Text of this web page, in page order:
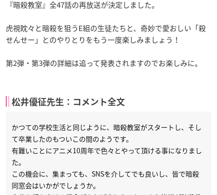
『暗殺教室』全47話の再放送が決定しました。
虎視眈々と暗殺を狙うE組の生徒たちと、奇妙で愛おしい「殺
せんせー」とのやりとりをもう一度楽しみましょう！
第2弾・第3弾の詳細は追って発表されますのでお楽しみに。
松井優征先生：コメント全文
かつての学校生活と同じように、暗殺教室がスタートし、そし
て卒業したのもついこの間のようです。
有難いことにアニメ10周年で色々とやって頂ける事になりまし
た。
この機会に、集まっても、SNSを介してでも良いし、皆で暗殺
同窓会はいかがでしょうか。